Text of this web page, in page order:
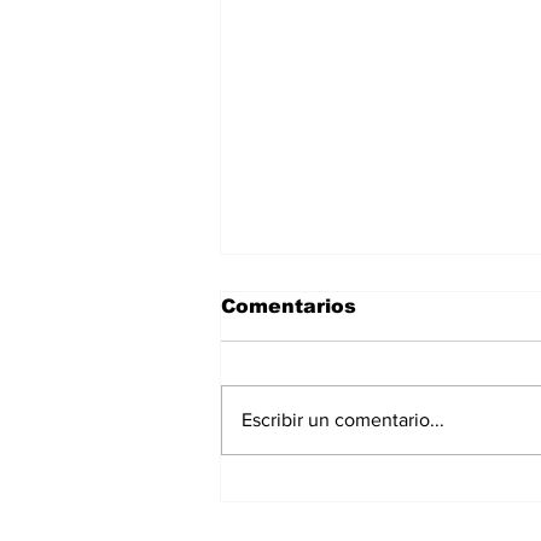
Comentarios
Escribir un comentario...